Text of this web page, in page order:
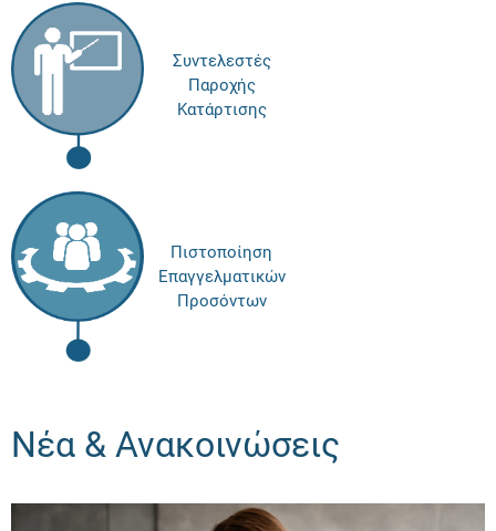
Συντελεστές
Παροχής
Κατάρτισης
Πιστοποίηση
Επαγγελματικών
Προσόντων
Νέα & Ανακοινώσεις